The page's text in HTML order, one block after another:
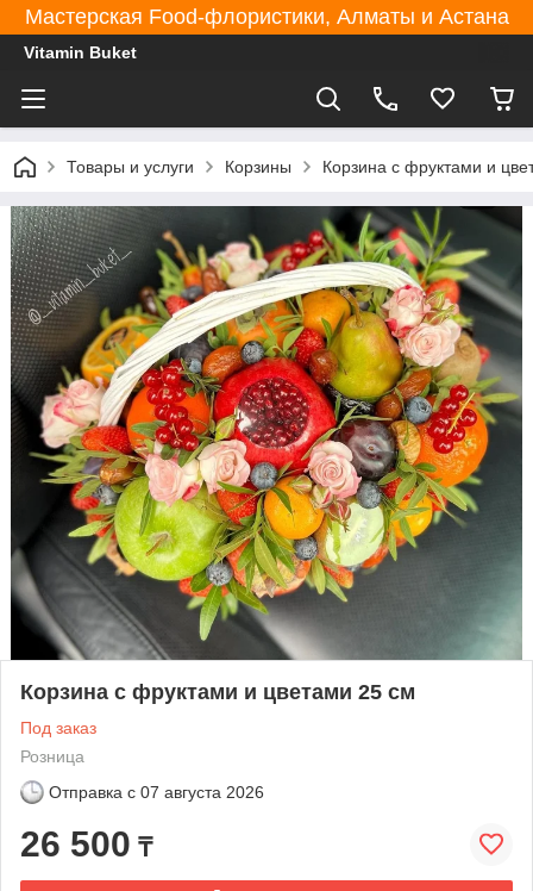
Мастерская Food-флористики, Алматы и Астана
Vitamin Buket
Товары и услуги Корзины Корзина с фруктами и
Корзина с фруктами и цветами 25 см
Под заказ
Розница
Отправка с 07 августа 2026
26 500 ₸